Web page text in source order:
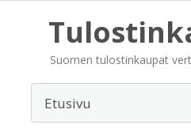
Suomen tulostinkaupat